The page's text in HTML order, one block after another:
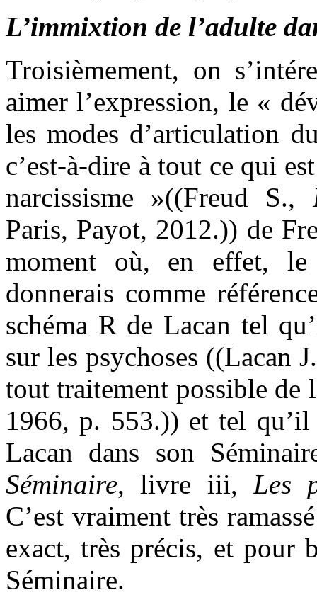
L’immixtion de l’adulte
Troisièmement, on
aimer l’expression, le «
les modes d’articulation
c’est-à-dire à tout ce qui
narcissisme »((Freud S.,
Paris, Payot, 2012.)) de
moment où, en effet, le
donnerais comme
schéma R de Lacan tel
sur les psychoses ((Lacan
tout traitement possible de
1966, p. 553.)) et tel qu’il
Lacan dans son
Séminaire, livre iii, Les
C’est vraiment très
exact, très précis, et
Séminaire.